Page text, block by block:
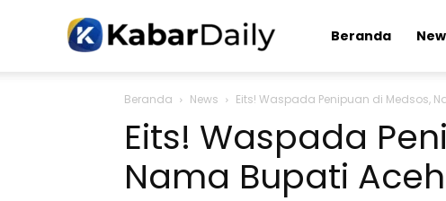
Kabardaily.com
Beranda
Beranda News Eits! Waspada Penipuan di Medsos,
Eits! Waspada
Nama Bupati